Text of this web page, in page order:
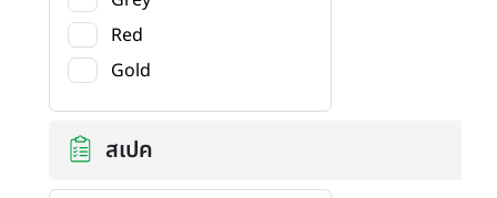
Red
Gold
สเปค